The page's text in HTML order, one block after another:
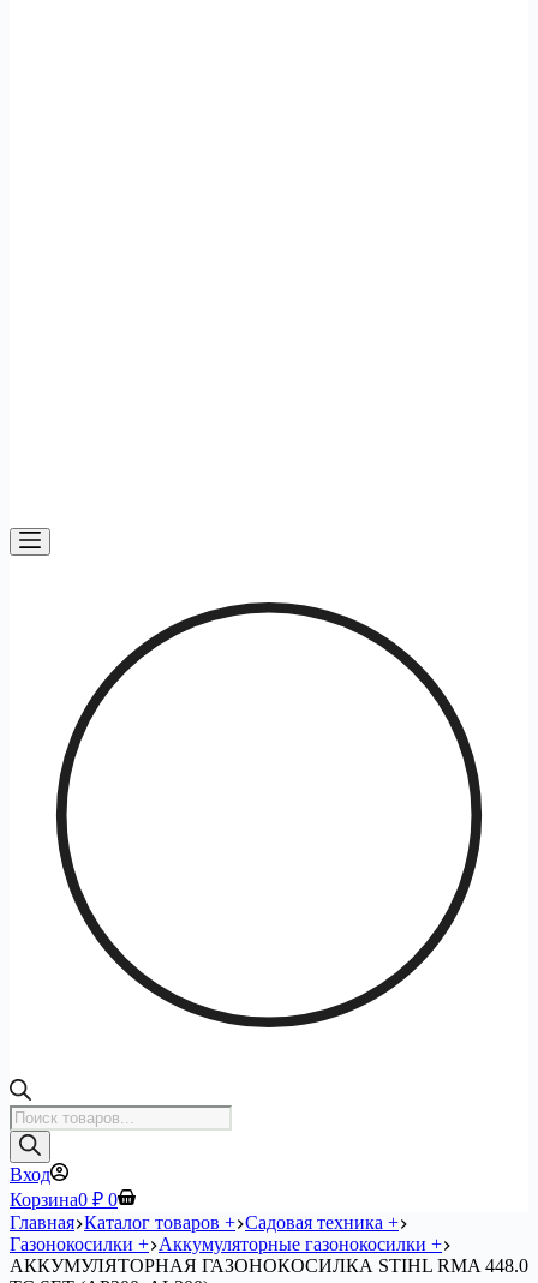
Поиск
товаров
Вход
Корзина0 ₽ 0
Главная Каталог товаров + Садовая техника +
Газонокосилки + Аккумуляторные газонокосилки +
АККУМУЛЯТОРНАЯ ГАЗОНОКОСИЛКА STIHL RMA 448.0